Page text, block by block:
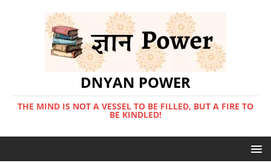
DNYAN POWER
THE MIND IS NOT A VESSEL TO BE FILLED, BUT A FIRE TO
BE KINDLED!